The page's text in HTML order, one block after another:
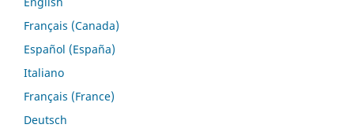
Français (Canada)
Español (España)
Italiano
Français (France)
Deutsch